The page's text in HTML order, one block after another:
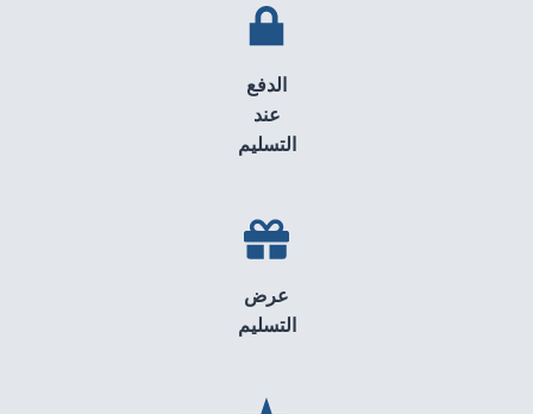
الدفع
عند
التسليم
عرض
التسليم